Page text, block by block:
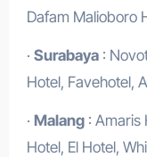
Dafam Malioboro
· Surabaya:
Hotel, Favehotel,
· Malang: Amaris
Hotel, El Hotel,